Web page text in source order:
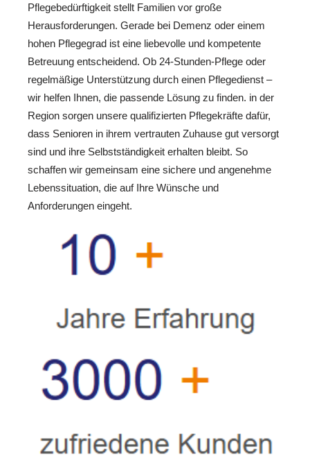
Pflegebedürftigkeit stellt Familien vor große
Herausforderungen. Gerade bei Demenz oder einem
hohen Pflegegrad ist eine liebevolle und kompetente
Betreuung entscheidend. Ob 24-Stunden-Pflege oder
regelmäßige Unterstützung durch einen Pflegedienst –
wir helfen Ihnen, die passende Lösung zu finden. in der
Region sorgen unsere qualifizierten Pflegekräfte dafür,
dass Senioren in ihrem vertrauten Zuhause gut versorgt
sind und ihre Selbstständigkeit erhalten bleibt. So
schaffen wir gemeinsam eine sichere und angenehme
Lebenssituation, die auf Ihre Wünsche und
Anforderungen eingeht.